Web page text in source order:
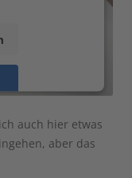
auch hier etwas
aber das